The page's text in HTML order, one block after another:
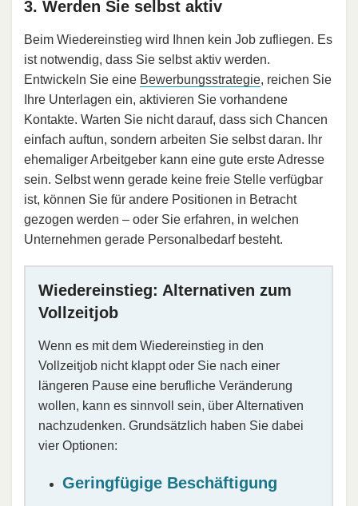
3. Werden Sie selbst aktiv
Beim Wiedereinstieg wird Ihnen kein Job zufliegen. Es
ist notwendig, dass Sie selbst aktiv werden.
Entwickeln Sie eine Bewerbungsstrategie, reichen Sie
Ihre Unterlagen ein, aktivieren Sie vorhandene
Kontakte. Warten Sie nicht darauf, dass sich Chancen
einfach auftun, sondern arbeiten Sie selbst daran. Ihr
ehemaliger Arbeitgeber kann eine gute erste Adresse
sein. Selbst wenn gerade keine freie Stelle verfügbar
ist, können Sie für andere Positionen in Betracht
gezogen werden – oder Sie erfahren, in welchen
Unternehmen gerade Personalbedarf besteht.
Wiedereinstieg: Alternativen zum
Vollzeitjob
Wenn es mit dem Wiedereinstieg in den
Vollzeitjob nicht klappt oder Sie nach einer
längeren Pause eine berufliche Veränderung
wollen, kann es sinnvoll sein, über Alternativen
nachzudenken. Grundsätzlich haben Sie dabei
vier Optionen:
Geringfügige Beschäftigung